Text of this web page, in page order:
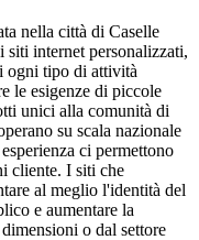
nella città di Caselle
siti internet personalizzati,
ogni tipo di attività
le esigenze di piccole
unici alla comunità di
su scala nazionale
ci permettono
cliente. I siti che
al meglio l'identità del
e aumentare la
o dal settore